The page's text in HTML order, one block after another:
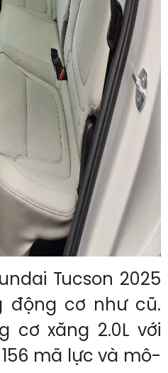
Tucson 2025
động cơ như cũ.
cơ xăng 2.0L với
mã lực và mô-